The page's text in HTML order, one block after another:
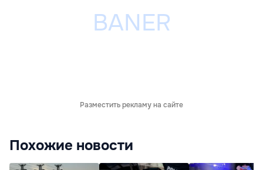
Разместить рекламу на сайте
Похожие новости